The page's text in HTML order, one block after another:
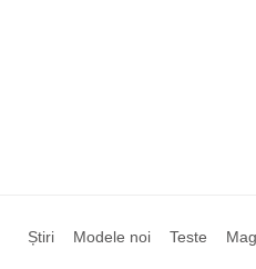
Știri Modele noi Teste